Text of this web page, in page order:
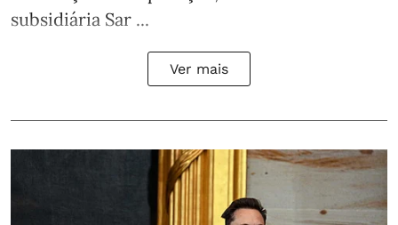
subsidiária Sar ...
Ver mais